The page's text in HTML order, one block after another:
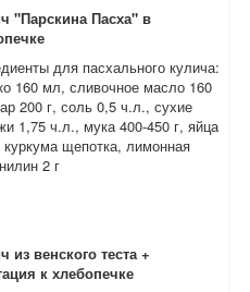
"Парскина Пасха" в
для пасхального кулича:
160 мл, сливочное масло 160
200 г, соль 0,5 ч.л., сухие
1,75 ч.л., мука 400-450 г, яйца
куркума щепотка, лимонная
2 г
из венского теста +
к хлебопечке